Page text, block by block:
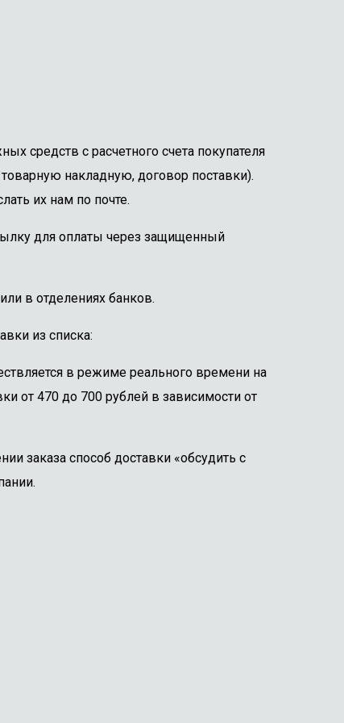
средств с расчетного счета покупателя
накладную, договор поставки).
их нам по почте.
для оплаты через защищенный
в отделениях банков.
из списка:
в режиме реального времени на
от 470 до 700 рублей в зависимости от
заказа способ доставки «обсудить с